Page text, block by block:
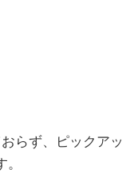
らず、ピックアッ